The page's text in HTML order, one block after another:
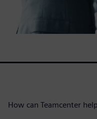
How can Teamcenter